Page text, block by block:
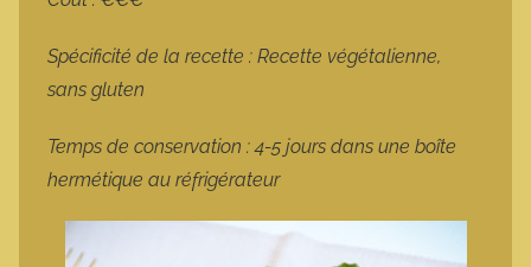
Spécificité de la recette : Recette végétalienne,
sans gluten
Temps de conservation : 4-5 jours dans une boîte
hermétique au réfrigérateur